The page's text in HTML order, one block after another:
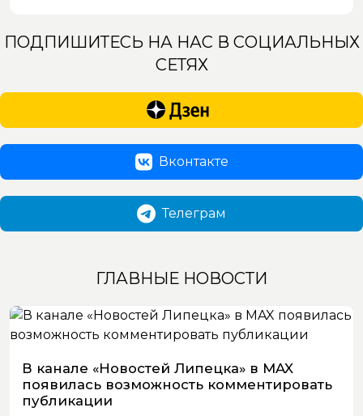
ПОДПИШИТЕСЬ НА НАС В СОЦИАЛЬНЫХ
СЕТЯХ
Вконтакте
Телеграм
ГЛАВНЫЕ НОВОСТИ
В канале «Новостей Липецка» в MAX
появилась возможность комментировать
публикации